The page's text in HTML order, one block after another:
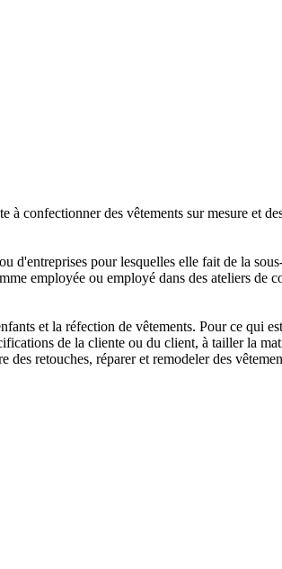
confectionner des vêtements sur mesure et
d'entreprises pour lesquelles elle fait de la
employée ou employé dans des ateliers de
et la réfection de vêtements. Pour ce qui
de la cliente ou du client, à tailler la
retouches, réparer et remodeler des